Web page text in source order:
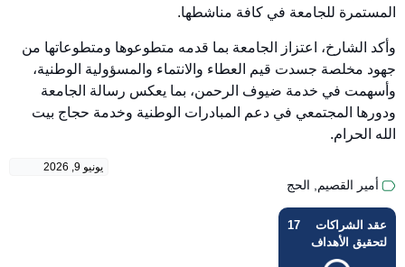
المستمرة للجامعة في كافة مناشطها.
وأكد الشارخ، اعتزاز الجامعة بما قدمه متطوعوها ومتطوعاتها من
جهود مخلصة جسدت قيم العطاء والانتماء والمسؤولية الوطنية،
وأسهمت في خدمة ضيوف الرحمن، بما يعكس رسالة الجامعة
ودورها المجتمعي في دعم المبادرات الوطنية وخدمة حجاج بيت
الله الحرام.
يونيو 9, 2026
أمير القصيم الحج
عقد الشراكات
لتحقيق الأهداف
17